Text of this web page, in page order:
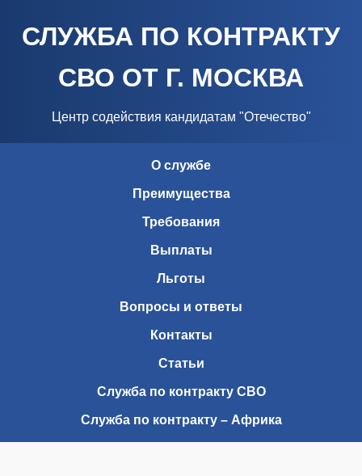
СЛУЖБА ПО КОНТРАКТУ
СВО ОТ Г. МОСКВА
Центр содействия кандидатам "Отечество"
О службе
Преимущества
Требования
Выплаты
Льготы
Вопросы и ответы
Контакты
Статьи
Служба по контракту СВО
Служба по контракту – Африка